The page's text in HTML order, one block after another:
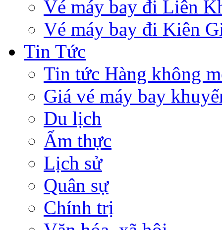
Vé máy bay đi Liên
Vé máy bay đi Kiên
Tin Tức
Tin tức Hàng không
Giá vé máy bay
Du lịch
Ẩm thực
Lịch sử
Quân sự
Chính trị